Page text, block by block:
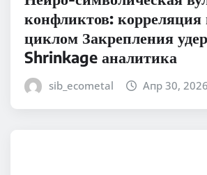
конфликтов:
циклом Закрепления
Shrinkage аналитика
sib_ecometal Апр 30, 2026